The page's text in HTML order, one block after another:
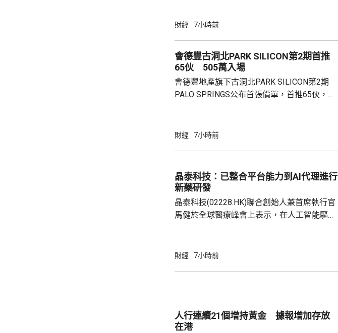
800家。 免去向Yum! Brands支付3%的特許經
除增值稅後的餐廳利潤率和經營利潤率提升
2.8%。在計入交易相關成本、利息...
財經 7小時前
會德豐古洞北PARK SILICON第2期首推
65伙 505萬入場
會德豐地產旗下古洞北PARK SILICON第2期
PALO SPRINGS公布首張價單，首推65伙，扣
實均呎17671元。項目明日開放示範單位予公
財經 7小時前
晶泰科技：已整合平台能力到AI代理進行
新藥研發
晶泰科技(02228.HK)聯合創始人兼首席執行官
馬健於全球醫療峰會上表示，在人工智能驅動
需要降決不少跨尺度的複雜科學問題。他又
實實驗和基礎設施，完成真正的科研項目，並
已...
財經 7小時前
人行連續21個增持黃金 據報增加存放
在港